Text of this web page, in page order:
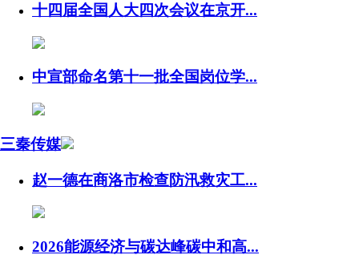
十四届全国人大四次会议在京开...
中宣部命名第十一批全国岗位学...
三秦传媒
赵一德在商洛市检查防汛救灾工...
2026能源经济与碳达峰碳中和高...